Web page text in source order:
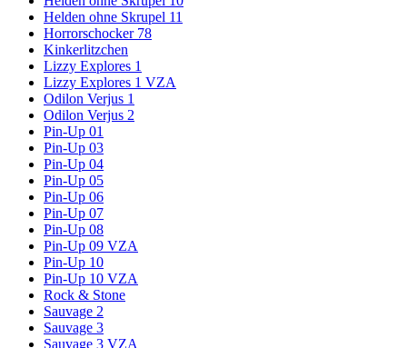
Helden ohne Skrupel 11
Horrorschocker 78
Kinkerlitzchen
Lizzy Explores 1
Lizzy Explores 1 VZA
Odilon Verjus 1
Odilon Verjus 2
Pin-Up 01
Pin-Up 03
Pin-Up 04
Pin-Up 05
Pin-Up 06
Pin-Up 07
Pin-Up 08
Pin-Up 09 VZA
Pin-Up 10
Pin-Up 10 VZA
Rock & Stone
Sauvage 2
Sauvage 3
Sauvage 3 VZA